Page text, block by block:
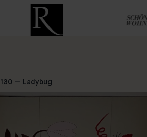
130 — Ladybug